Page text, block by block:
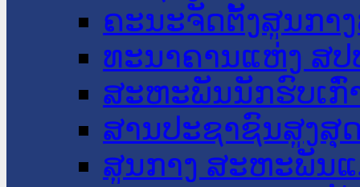
ຄະນະຈັດຕັ້ງສູນກາ
ທະນາຄານແຫ່ງ ສປ
ສະຫະພັນນັກຮົບເກົ່
ສານປະຊາຊົນສູງສຸ
ສູນກາງ ສະຫະພັນ